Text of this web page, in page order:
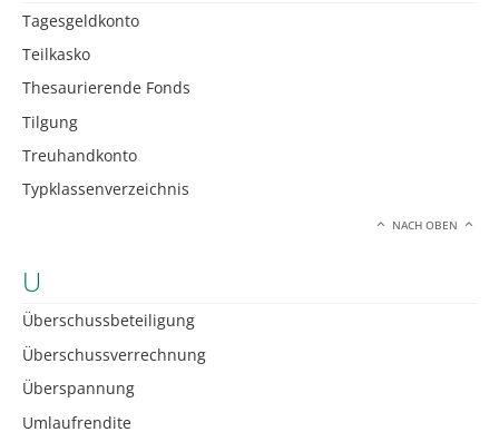
Tagesgeldkonto
Teilkasko
Thesaurierende Fonds
Tilgung
Treuhandkonto
Typklassenverzeichnis
NACH OBEN
U
Überschussbeteiligung
Überschussverrechnung
Überspannung
Umlaufrendite